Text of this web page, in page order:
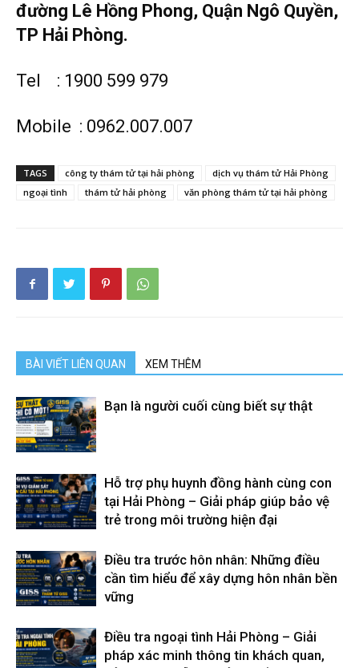
phong,
phòng,
thám
đường Lê Hồng Phong, Quận Ngô Quyền,
TP Hải Phòng.
Tel : 1900 599 979
Mobile : 0962.007.007
TAGS công ty thám tử tại hải phòng
dịch vụ thám tử Hải Phòng
ngoại tình
thám tử hải phòng văn phòng thám tử tại hải phòng
BÀI VIẾT LIÊN QUAN XEM THÊM
Bạn là người cuối cùng biết sự thật
Hỗ trợ phụ huynh đồng hành cùng con
tại Hải Phòng – Giải pháp giúp bảo vệ
trẻ trong môi trường hiện đại
Điều tra trước hôn nhân: Những điều
cần tìm hiểu để xây dựng hôn nhân bền
vững
Điều tra ngoại tình Hải Phòng – Giải
pháp xác minh thông tin khách quan,